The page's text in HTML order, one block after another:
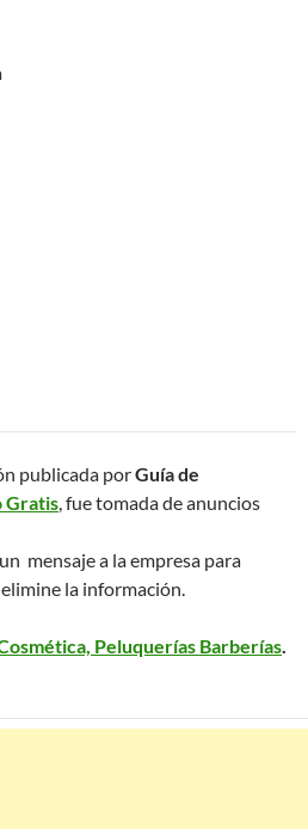
publicada porGuía de
Gratis, fue tomada de anuncios
mensaje a la empresa para
la información.
Peluquerías Barberías.